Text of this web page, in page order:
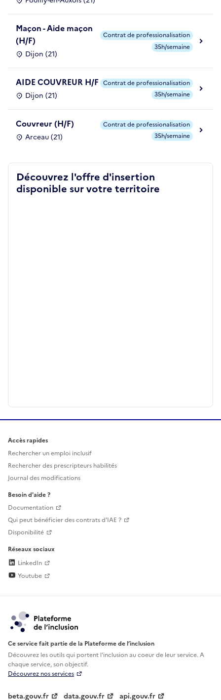
Maçon - Aide maçon
(H/F)
Dijon (21)
Contrat de professionalisation
35h/semaine
AIDE COUVREUR H/F
Dijon (21)
Contrat de professionalisation
35h/semaine
Couvreur (H/F)
Arceau (21)
Contrat de professionalisation
35h/semaine
Découvrez l'offre d'insertion
disponible sur votre territoire
Accès rapides
Rechercher un emploi inclusif
Rechercher des prescripteurs habilités
Journal des modifications
Besoin d'aide ?
Documentation
Qui peut bénéficier des contrats d'IAE ?
Disponibilité
Réseaux sociaux
LinkedIn
Youtube
Ce service fait partie de la Plateforme de l’inclusion
Découvrez les outils qui portent l'inclusion aucoeur de leur service. A
chaque service, son objectif.
Découvrez nos services
beta.gouv.fr data.gouv.fr api.gouv.fr